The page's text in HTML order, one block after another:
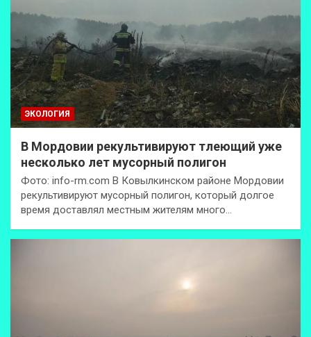
ЭКОЛОГИЯ
В Мордовии рекультивируют тлеющий уже
несколько лет мусорный полигон
Фото: info-rm.com В Ковылкинском районе Мордовии
рекультивируют мусорный полигон, который долгое
время доставлял местным жителям много…